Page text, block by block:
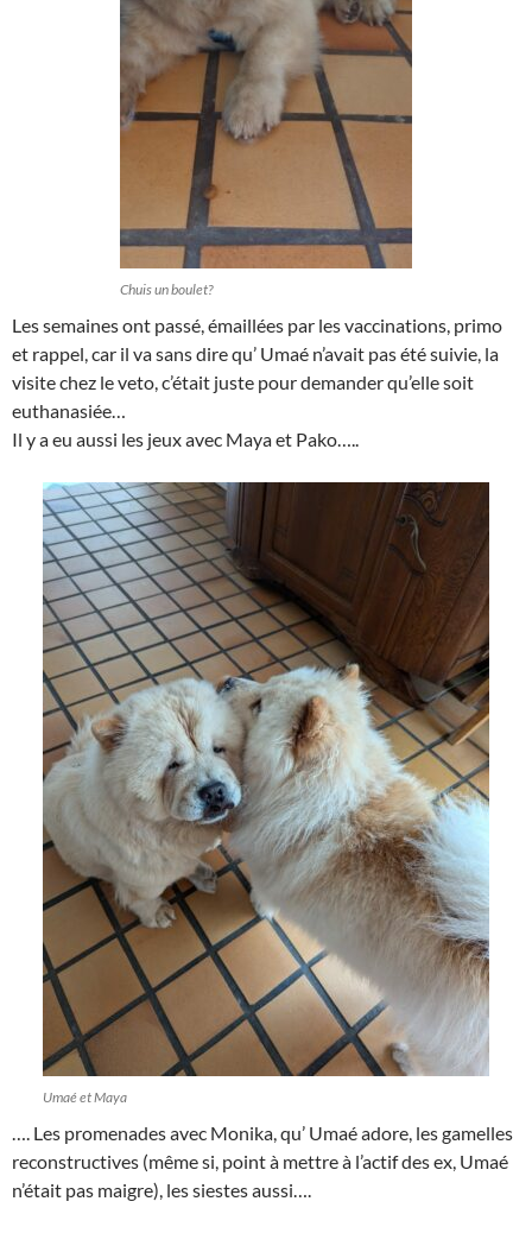
Chuis un boulet?
Les semaines ont passé, émaillées par les vaccinations, primo
et rappel, car il va sans dire qu’ Umaé n’avait pas été suivie, la
visite chez le veto, c’était juste pour demander qu’elle soit
euthanasiée…
Il y a eu aussi les jeux avec Maya et Pako…..
Umaé et Maya
…. Les promenades avec Monika, qu’ Umaé adore, les gamelles
reconstructives (même si, point à mettre à l’actif des ex, Umaé
n’était pas maigre), les siestes aussi….